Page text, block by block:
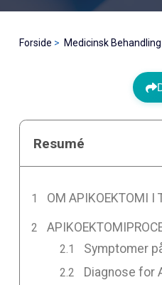
Forside Medicinsk Behandling
Resumé
OM APIKOEKTOMI I
Symptomer
Diagnose for